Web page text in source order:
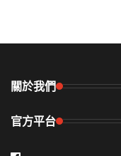
關於我們
官方平台